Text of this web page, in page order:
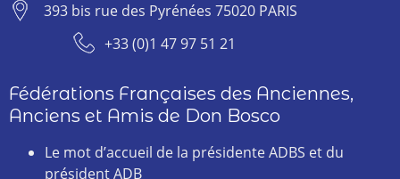
393 bis rue des Pyrénées 75020 PARIS
+33 (0)1 47 97 51 21
Fédérations Françaises des Anciennes,
Anciens et Amis de Don Bosco
Le mot d’accueil de la présidente ADBS et du
président ADB